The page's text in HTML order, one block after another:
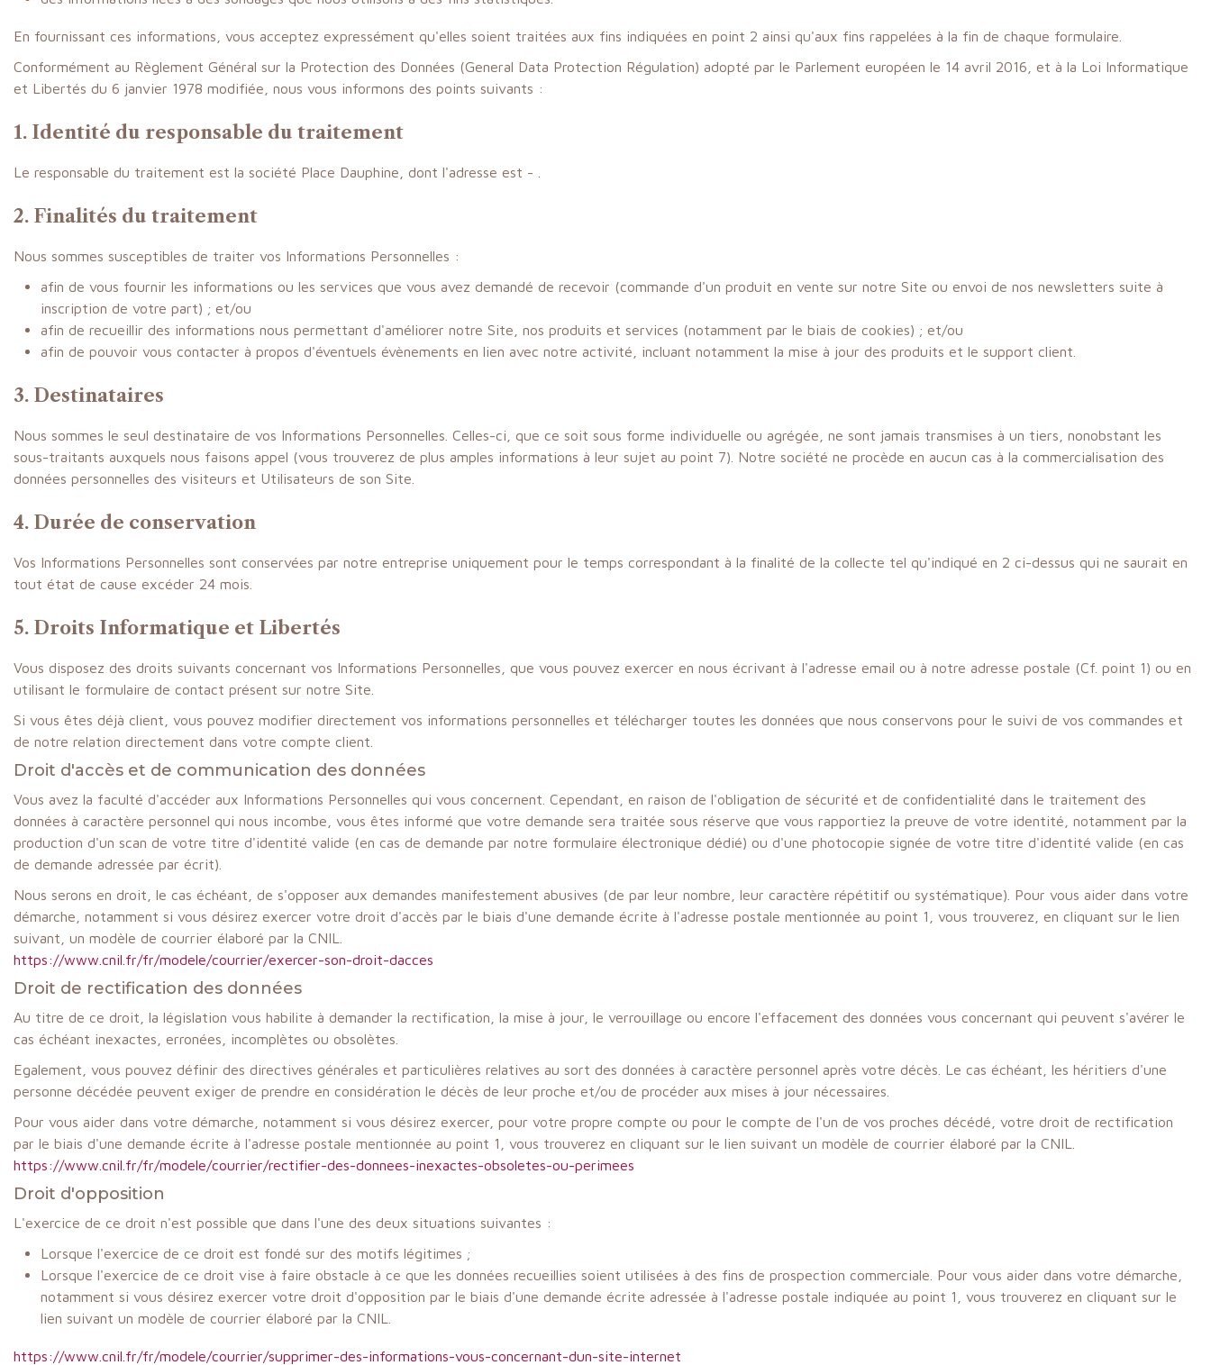
En fournissant ces informations, vous acceptez expressément qu'elles soient traitées aux fins indiquées en point 2 ainsi qu'aux fins rappelées à la fin de chaque formulaire.
Conformément au Règlement Général sur la Protection des Données (General Data Protection Régulation) adopté par le Parlement européen le 14 avril 2016, et à la Loi Informatique
et Libertés du 6 janvier 1978 modifiée, nous vous informons des points suivants :
1. Identité du responsable du traitement
Le responsable du traitement est la société Place Dauphine, dont l'adresse est - .
2. Finalités du traitement
Nous sommes susceptibles de traiter vos Informations Personnelles :
afin de vous fournir les informations ou les services que vous avez demandé de recevoir (commande d'un produit en vente sur notre Site ou envoi de nos newsletters suite à
inscription de votre part) ; et/ou
afin de recueillir des informations nous permettant d'améliorer notre Site, nos produits et services (notamment par le biais de cookies) ; et/ou
afin de pouvoir vous contacter à propos d'éventuels évènements en lien avec notre activité, incluant notamment la mise à jour des produits et le support client.
3. Destinataires
Nous sommes le seul destinataire de vos Informations Personnelles. Celles-ci, que ce soit sous forme individuelle ou agrégée, ne sont jamais transmises à un tiers, nonobstant les
sous-traitants auxquels nous faisons appel (vous trouverez de plus amples informations à leur sujet au point 7). Notre société ne procède en aucun cas à la commercialisation des
données personnelles des visiteurs et Utilisateurs de son Site.
4. Durée de conservation
Vos Informations Personnelles sont conservées par notre entreprise uniquement pour le temps correspondant à la finalité de la collecte tel qu'indiqué en 2 ci-dessus qui ne saurait en
tout état de cause excéder 24 mois.
5. Droits Informatique et Libertés
Vous disposez des droits suivants concernant vos Informations Personnelles, que vous pouvez exercer en nous écrivant à l'adresse email ou à notre adresse postale (Cf. point 1) ou en
utilisant le formulaire de contact présent sur notre Site.
Si vous êtes déjà client, vous pouvez modifier directement vos informations personnelles et télécharger toutes les données que nous conservons pour le suivi de vos commandes et
de notre relation directement dans votre compte client.
Droit d'accès et de communication des données
Vous avez la faculté d'accéder aux Informations Personnelles qui vous concernent. Cependant, en raison de l'obligation de sécurité et de confidentialité dans le traitement des
données à caractère personnel qui nous incombe, vous êtes informé que votre demande sera traitée sous réserve que vous rapportiez la preuve de votre identité, notamment par la
production d'un scan de votre titre d'identité valide (en cas de demande par notre formulaire électronique dédié) ou d'une photocopie signée de votre titre d'identité valide (en cas
de demande adressée par écrit).
Nous serons en droit, le cas échéant, de s'opposer aux demandes manifestement abusives (de par leur nombre, leur caractère répétitif ou systématique). Pour vous aider dans votre
démarche, notamment si vous désirez exercer votre droit d'accès par le biais d'une demande écrite à l'adresse postale mentionnée au point 1, vous trouverez, en cliquant sur le lien
suivant, un modèle de courrier élaboré par la CNIL.
https://www.cnil.fr/fr/modele/courrier/exercer-son-droit-dacces
Droit de rectification des données
Au titre de ce droit, la législation vous habilite à demander la rectification, la mise à jour, le verrouillage ou encore l'effacement des données vous concernant qui peuvent s'avérer le
cas échéant inexactes, erronées, incomplètes ou obsolètes.
Egalement, vous pouvez définir des directives générales et particulières relatives au sort des données à caractère personnel après votre décès. Le cas échéant, les héritiers d'une
personne décédée peuvent exiger de prendre en considération le décès de leur proche et/ou de procéder aux mises à jour nécessaires.
Pour vous aider dans votre démarche, notamment si vous désirez exercer, pour votre propre compte ou pour le compte de l'un de vos proches décédé, votre droit de rectification
par le biais d'une demande écrite à l'adresse postale mentionnée au point 1, vous trouverez en cliquant sur le lien suivant un modèle de courrier élaboré par la CNIL.
https://www.cnil.fr/fr/modele/courrier/rectifier-des-donnees-inexactes-obsoletes-ou-perimees
Droit d'opposition
L'exercice de ce droit n'est possible que dans l'une des deux situations suivantes :
Lorsque l'exercice de ce droit est fondé sur des motifs légitimes ;
Lorsque l'exercice de ce droit vise à faire obstacle à ce que les données recueillies soient utilisées à des fins de prospection commerciale. Pour vous aider dans votre démarche,
notamment si vous désirez exercer votre droit d'opposition par le biais d'une demande écrite adressée à l'adresse postale indiquée au point 1, vous trouverez en cliquant sur le
lien suivant un modèle de courrier élaboré par la CNIL.
https://www.cnil.fr/fr/modele/courrier/supprimer-des-informations-vous-concernant-dun-site-internet